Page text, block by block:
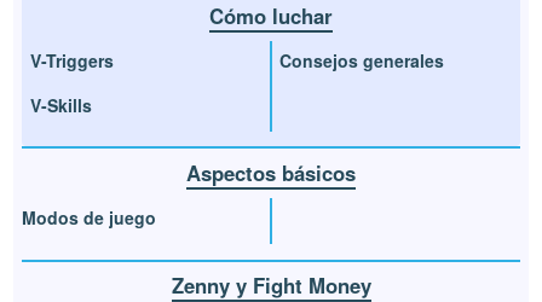
Cómo luchar
V-Triggers
V-Skills
Consejos generales
Aspectos básicos
Modos de juego
Zenny y Fight Money